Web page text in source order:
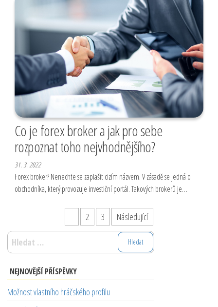
Co je forex broker a jak pro sebe
rozpoznat toho nejvhodnějšího?
31. 3. 2022
Forex broker? Nenechte se zaplašit cizím názvem. V zásadě se jedná o
obchodníka, který provozuje investiční portál. Takových brokerů je…
příspěvků
2 3
Následující
Vyhledávání
NEJNOVĚJŠÍ PŘÍSPĚVKY
Možnost vlastního hráčského profilu